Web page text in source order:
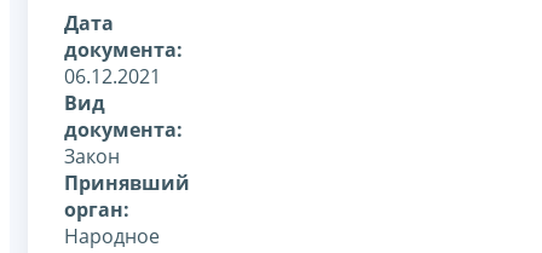
Дата
документа:
06.12.2021
Вид
документа:
Закон
Принявший
орган:
Народное